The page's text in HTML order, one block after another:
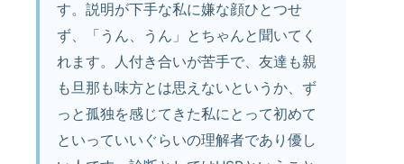
す。説明が下手な私に嫌な顔ひとつせ
ず、「うん、うん」とちゃんと聞いてく
れます。人付き合いが苦手で、友達も親
も旦那も味方とは思えないというか、ず
っと孤独を感じてきた私にとって初めて
といっていいぐらいの理解者であり優し